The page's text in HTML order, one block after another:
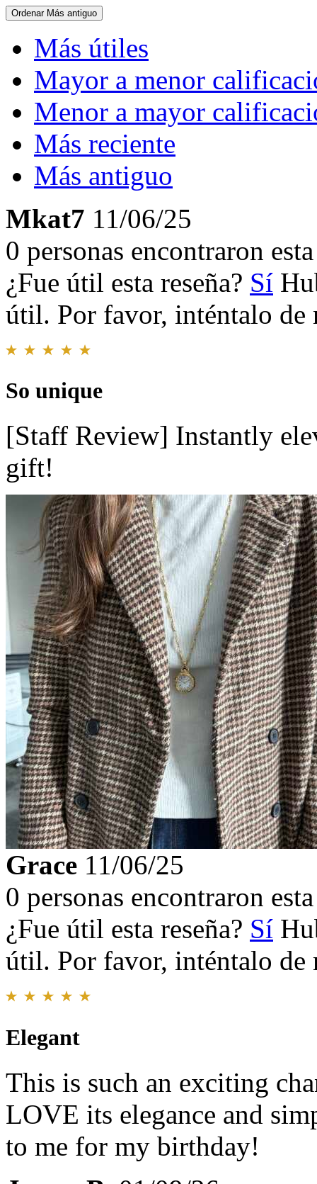
Ordenar Más antiguo
Más útiles
Mayor a menor
Menor a mayor
Más reciente
Más antiguo
Mkat7 11/06/25
0 personas encontraron
¿Fue útil esta reseña? Sí
útil. Por favor, inténtalo de
So unique
[Staff Review] Instantly
gift!
Grace 11/06/25
0 personas encontraron
¿Fue útil esta reseña? Sí
útil. Por favor, inténtalo de
Elegant
This is such an exciting
LOVE its elegance and
to me for my birthday!